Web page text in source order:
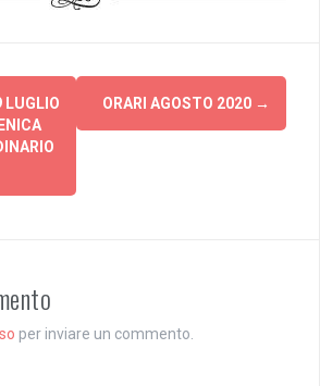
LUGLIO
ORARI AGOSTO 2020 →
per inviare un commento.